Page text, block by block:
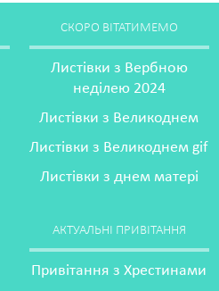
СКОРО ВІТАТИМЕМО
Листівки з Вербною
неділею 2024
Листівки з Великоднем
Листівки з Великоднем gif
Листівки з днем матері
АКТУАЛЬНІ ПРИВІТАННЯ
Привітання з Хрестинами